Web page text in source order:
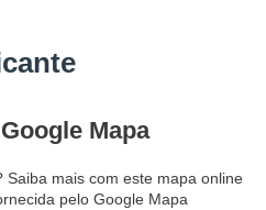
Mapa
Saiba mais com este mapa online
pelo Google Mapa